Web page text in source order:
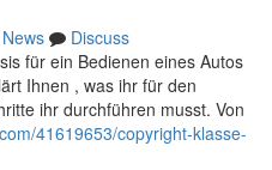
News
Discuss
für ein Bedienen eines Autos
Ihnen , was ihr für den
ihr durchführen musst. Von
41619653/copyright-klasse-